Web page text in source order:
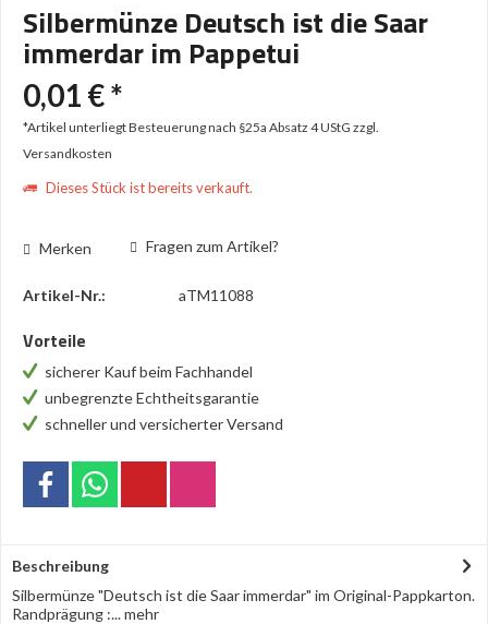
Silbermünze Deutsch ist die Saar
immerdar im Pappetui
0,01 € *
*Artikel unterliegt Besteuerung nach §25a Absatz 4 UStG zzgl.
Versandkosten
Dieses Stück ist bereits verkauft.
Merken Fragen zum Artikel?
Artikel-Nr.: aTM11088
Vorteile
sicherer Kauf beim Fachhandel
unbegrenzte Echtheitsgarantie
schneller und versicherter Versand
Beschreibung
Silbermünze "Deutsch ist die Saar immerdar" im Original-Pappkarton.
Randprägung :...mehr